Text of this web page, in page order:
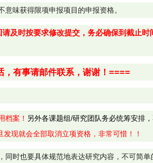
味获得限项申报项目的申报资格。
及时按要求修改提交，务必确保到截止时
有事请邮件联系，谢谢！====
档案！ 另外各课题组/研究团队务必统筹安排
发现就会全部取消立项资格，非常可惜！！
时也要具体规范地表达研究内容，不可简单